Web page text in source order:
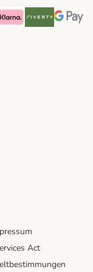
Payment Method
Payment Method
Riverty Payment
Google
Act